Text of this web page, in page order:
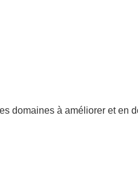
domaines à améliorer et en